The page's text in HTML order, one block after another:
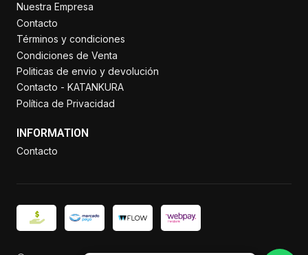
Nuestra Empresa
Contacto
Términos y condiciones
Condiciones de Venta
Politicas de envio y devolución
Contacto - KATANKURA
Política de Privacidad
INFORMATION
Contacto